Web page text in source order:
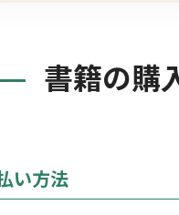
書籍の購
い方法